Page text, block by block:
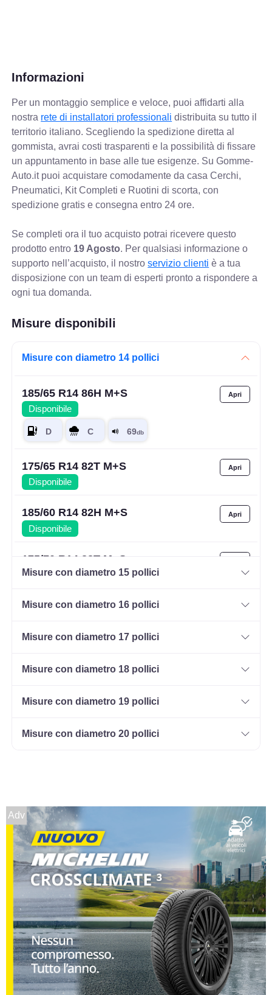
Informazioni
Per un montaggio semplice e veloce, puoi affidarti alla
nostra rete di installatori professionali distribuita su tutto il
territorio italiano. Scegliendo la spedizione diretta al
gommista, avrai costi trasparenti e la possibilità di fissare
un appuntamento in base alle tue esigenze. Su Gomme-
Auto.it puoi acquistare comodamente da casa Cerchi,
Pneumatici, Kit Completi e Ruotini di scorta, con
spedizione gratis e consegna entro 24 ore.
Se completi ora il tuo acquisto potrai ricevere questo
prodotto entro 19 Agosto. Per qualsiasi informazione o
supporto nell’acquisto, il nostroservizio clienti è a tua
disposizione con un team di esperti pronto a rispondere a
ogni tua domanda.
Misure disponibili
Misure con diametro 14 pollici
185/65 R14 86H M+S
Disponibile
175/65 R14 82T M+S
Disponibile
185/60 R14 82H M+S
Disponibile
175/70 R14 88T M+S
Disponibile
Misure con diametro 15 pollici
Misure con diametro 16 pollici
Misure con diametro 17 pollici
Misure con diametro 18 pollici
Misure con diametro 19 pollici
Misure con diametro 20 pollici
Adv